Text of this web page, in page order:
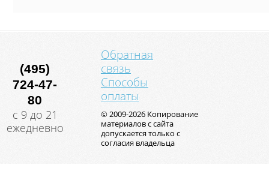
(495)
724-47-
80
с 9 до 21
ежедневно
Обратная
связь
Способы
оплаты
© 2009-2026 Копирование
материалов с сайта
допускается только с
согласия владельца